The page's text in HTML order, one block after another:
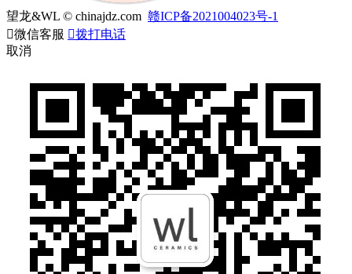
望龙&WL © chinajdz.com 赣ICP备2021004023号-1
微信客服 拨打电话
取消